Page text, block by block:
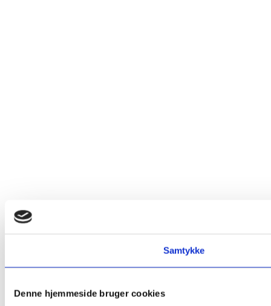
Samtykke
Denne hjemmeside bruger cookies